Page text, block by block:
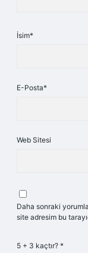
İsim*
E-Posta*
Web Sitesi
Daha sonraki
site adresim bu
5 + 3 kaçtır? *